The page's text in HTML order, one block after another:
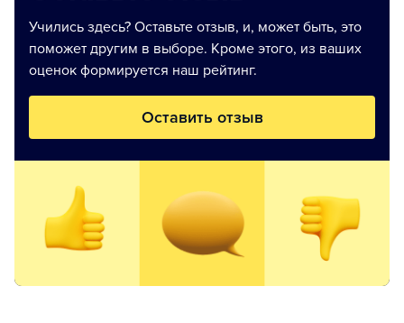
Учились здесь? Оставьте отзыв, и, может быть, это
поможет другим в выборе. Кроме этого, из ваших
оценок формируется наш рейтинг.
Оставить отзыв